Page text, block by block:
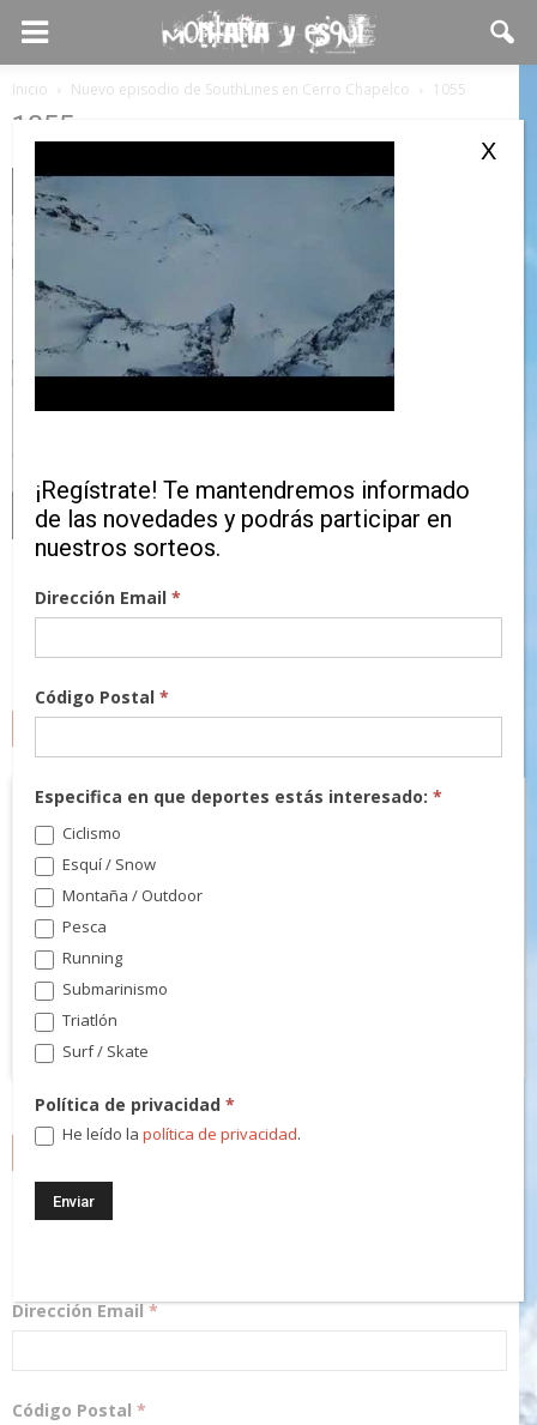
Inicio Nuevo episodio de SouthLines en Cerro Chapelco 1055
1055
¡Regístrate! Te mantendremos informado de las novedades y
Dirección Email*
Código Postal *
¡Regístrate! Te mantendremos informado
de las novedades y podrás participar en
nuestros sorteos.
Dirección Email*
Código Postal*
Especifica en que deportes estás interesado:*
Ciclismo
Esquí / Snow
Montaña / Outdoor
Pesca
Running
Submarinismo
Triatlón
Surf / Skate
Política de privacidad*
He leído lapolítica de privacidad.
X